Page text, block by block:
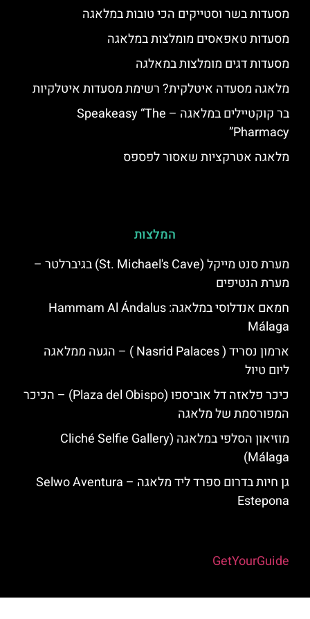
מסעדות בשר וסטייקים הכי טובות במלאגה
מסעדות טאפאסים מומלצות במלאגה
מסעדות דגים מומלצות במאלגה
מלאגה מסעדה איטלקית? רשימת מסעדות איטלקיות
בר קוקטיילים במלאגה – Speakeasy “The
Pharmacy”
מלאגה אטרקציות שאסור לפספס
המלצות
מערת סנט מייקל (St. Michael's Cave) בגיברלטר –
מערת הנטיפים
חמאם אנדלוסי במלאגה: Hammam Al Ándalus
Málaga
ארמון נסריד ( Nasrid Palaces ) – הגעה ממלאגה
ליום טיול
כיכר פלאזה דל אוביספו (Plaza del Obispo) – הכיכר
המפורסמת של מלאגה
מוזיאון הסלפי במלאגה (Cliché Selfie Gallery
Málaga)
גן חיות בדרום ספרד ליד מלאגה – Selwo Aventura
Estepona
GetYourGuide